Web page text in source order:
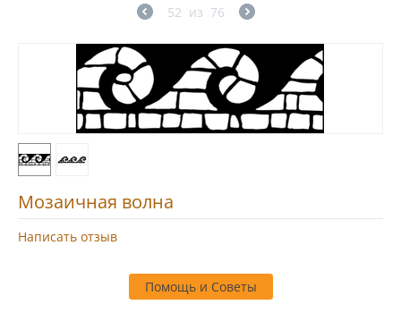
52 из 76
Мозаичная волна
Написать отзыв
Помощь и Советы